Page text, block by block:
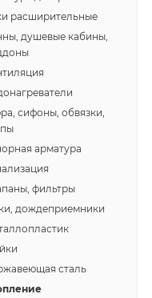
расширительные
душевые кабины,
сифоны, обвязки,
арматура
фильтры
дождеприемники
сталь